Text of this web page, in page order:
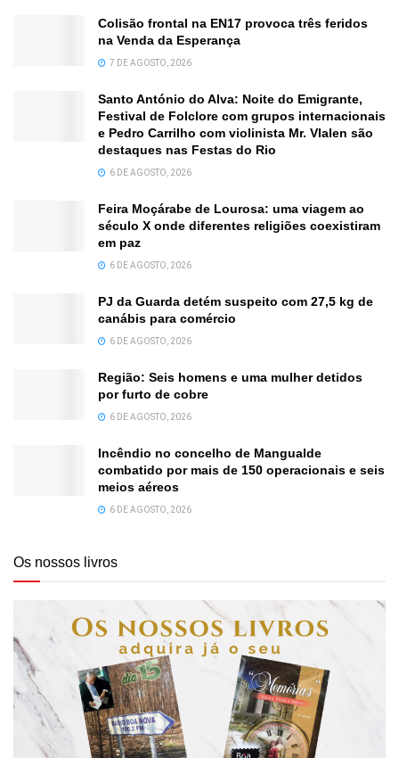
Colisão frontal na EN17 provoca três feridos
na Venda da Esperança
7 DE AGOSTO, 2026
Santo António do Alva: Noite do Emigrante,
Festival de Folclore com grupos internacionais
e Pedro Carrilho com violinista Mr. Vlalen são
destaques nas Festas do Rio
6 DE AGOSTO, 2026
Feira Moçárabe de Lourosa: uma viagem ao
século X onde diferentes religiões coexistiram
em paz
6 DE AGOSTO, 2026
PJ da Guarda detém suspeito com 27,5 kg de
canábis para comércio
6 DE AGOSTO, 2026
Região: Seis homens e uma mulher detidos
por furto de cobre
6 DE AGOSTO, 2026
Incêndio no concelho de Mangualde
combatido por mais de 150 operacionais e seis
meios aéreos
6 DE AGOSTO, 2026
Os nossos livros